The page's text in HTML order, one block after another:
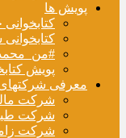
پویش ها
پویش
معرفی شرکتهای
شرکت
شرکت
شرکت